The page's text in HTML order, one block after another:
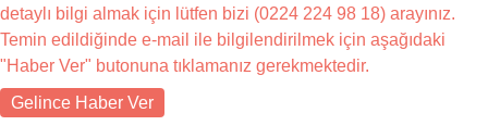
detaylı bilgi almak için lütfen bizi (0224 224 98 18) arayınız.
Temin edildiğinde e-mail ile bilgilendirilmek için aşağıdaki
"Haber Ver" butonuna tıklamanız gerekmektedir.
Gelince Haber Ver